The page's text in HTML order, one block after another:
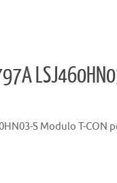
S Modulo T-CON